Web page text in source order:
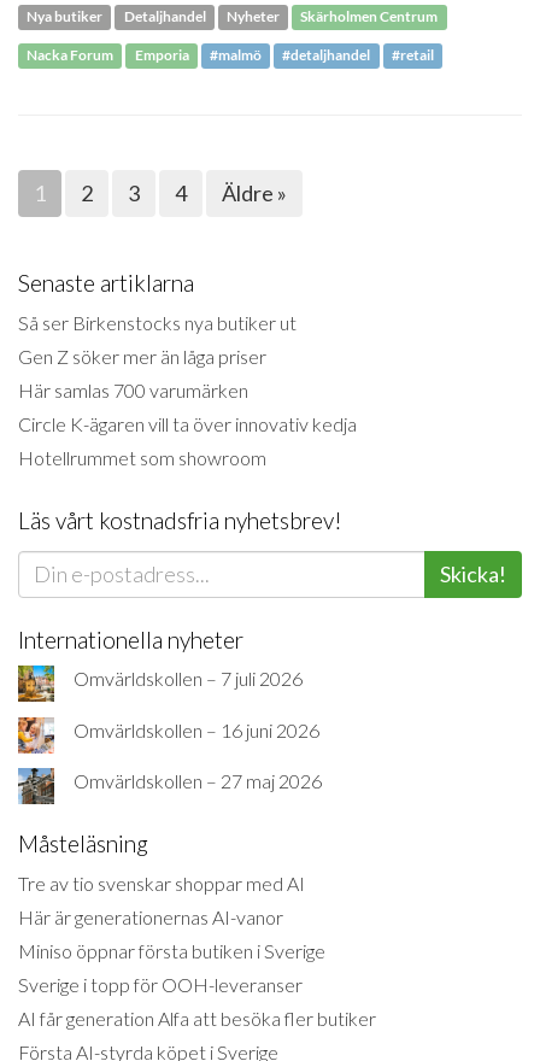
Nya butiker Detaljhandel Nyheter Skärholmen Centrum
Nacka Forum Emporia #malmö #detaljhandel #retail
1 2 3 4 Äldre »
Senaste artiklarna
Så ser Birkenstocks nya butiker ut
Gen Z söker mer än låga priser
Här samlas 700 varumärken
Circle K-ägaren vill ta över innovativ kedja
Hotellrummet som showroom
Läs vårt kostnadsfria nyhetsbrev!
Skicka!
Internationella nyheter
Omvärldskollen – 7 juli 2026
Omvärldskollen – 16 juni 2026
Omvärldskollen – 27 maj 2026
Måsteläsning
Tre av tio svenskar shoppar med AI
Här är generationernas AI-vanor
Miniso öppnar första butiken i Sverige
Sverige i topp för OOH-leveranser
AI får generation Alfa att besöka fler butiker
Första AI-styrda köpet i Sverige